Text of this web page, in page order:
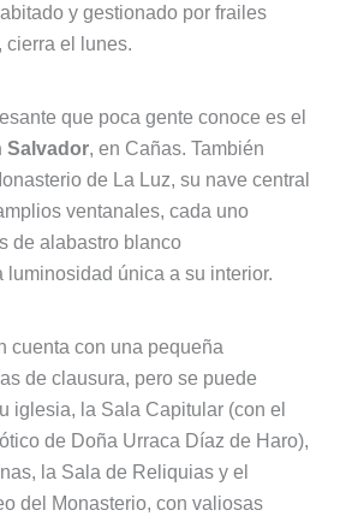
y gestionado por frailes
cierra el lunes.
que poca gente conoce es el
Salvador, en Cañas. También
de La Luz, su nave central
ventanales, cada uno
de alabastro blanco
luminosidad única a su interior.
cuenta con una pequeña
de clausura, pero se puede
iglesia, la Sala Capitular (con el
de Doña Urraca Díaz de Haro),
la Sala de Reliquias y el
del Monasterio, con valiosas